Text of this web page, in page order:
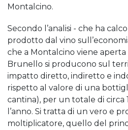
Montalcino.
Secondo l’analisi - che ha
prodotto dal vino
che a Montalcino viene
Brunello si producono sul
impatto diretto, indiretto e
rispetto al valore di una
cantina), per un totale di circa
l’anno. Si tratta di un vero e
moltiplicatore, quello del